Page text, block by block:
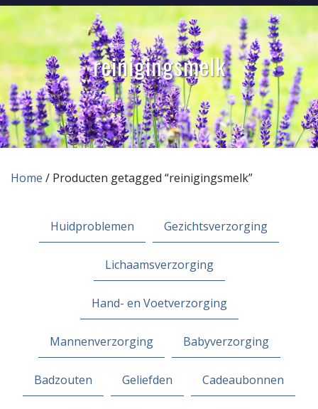
reinigingsmelk
Home / Producten getagged “reinigingsmelk”
Huidproblemen Gezichtsverzorging
Lichaamsverzorging
Hand- en Voetverzorging
Mannenverzorging Babyverzorging
Badzouten Geliefden Cadeaubonnen